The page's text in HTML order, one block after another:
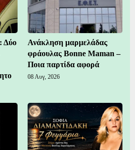
Δύο
Ανάκληση μαρμελάδας
φράουλας Bonne Maman –
Ποια παρτίδα αφορά
08 Αυγ, 2026